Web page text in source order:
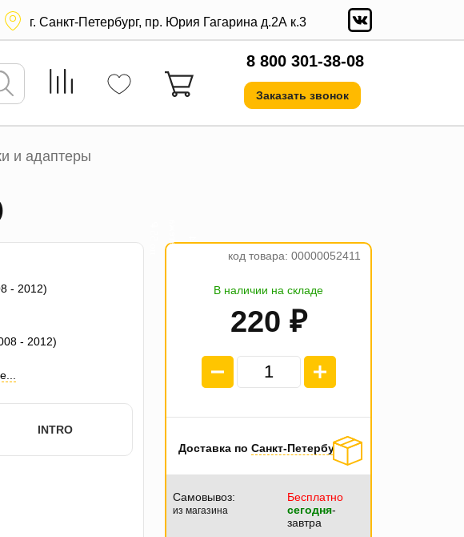
г. Санкт-Петербург, пр. Юрия Гагарина д.2А к.3
8 800 301-38-08
Заказать звонок
и адаптеры
- 2012)
- 2012)
INTRO
код товара: 00000052411
В наличии на складе
220 ₽
а
Доставка по Санкт-Петербургу
Самовывоз:
из магазина
Бесплатно
сегодня-
завтра